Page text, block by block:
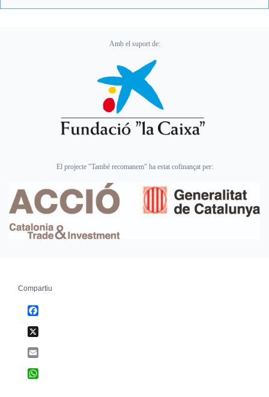
Amb el suport de:
El projecte "També recomanem" ha estat cofinançat per:
Compartiu